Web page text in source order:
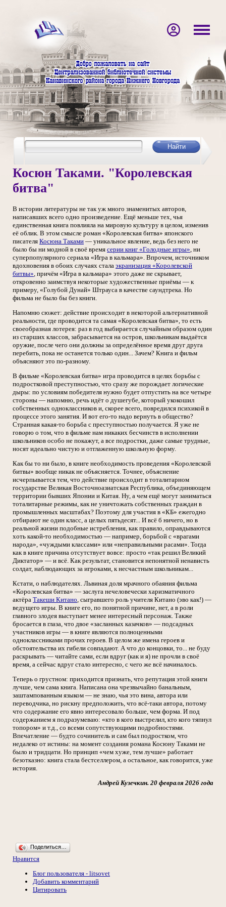
Косюн Таками. "Королевская
битва"
В истории литературы не так уж много знаменитых авторов,
написавших всего одно произведение. Ещё меньше тех, чья
единственная книга повлияла на мировую культуру в целом, изменив
её облик. В этом смысле роман «Королевская битва» японского
писателя Косюна Таками — уникальное явление, ведь без него не
было бы ни модной в своё время серии книг «Голодные игры», ни
суперпопулярного сериала «Игра в кальмара». Впрочем, источником
вдохновения в обоих случаях стала экранизация «Королевской
битвы», причём «Игра в кальмара» этого даже не скрывает,
откровенно заимствуя некоторые художественные приёмы — к
примеру, «Голубой Дунай» Штрауса в качестве саундтрека. Но
фильма не было бы без книги.
Напомню сюжет: действие происходит в некоторой альтернативной
реальности, где проводится та самая «Королевская битва», то есть
своеобразная лотерея: раз в год выбирается случайным образом один
из старших классов, забрасывается на остров, школьникам выдаётся
оружие, после чего они должны за определённое время друг друга
перебить, пока не останется только один... Зачем? Книга и фильм
объясняют это по-разному.
В фильме «Королевская битва» игра проводится в целях борьбы с
подростковой преступностью, что сразу же порождает логические
дыры: по условиям победителя нужно будет отпустить на все четыре
стороны — напомню, речь идёт о душегубе, который укокошил
собственных одноклассников и, скорее всего, повредился психикой в
процессе этого занятия. И вот его-то надо вернуть в общество?
Странная какая-то борьба с преступностью получается. Я уже не
говорю о том, что в фильме нам никаких бесчинств в исполнении
школьников особо не покажут, а все подростки, даже самые трудные,
носят идеально чистую и отглаженную школьную форму.
Как бы то ни было, в книге необходимость проведения «Королевской
битвы» вообще никак не объясняется. Точнее, объяснение
исчерпывается тем, что действие происходит в тоталитарном
государстве Великая Восточноазиатская Республика, объединяющем
территории бывших Японии и Китая. Ну, а чем ещё могут заниматься
тоталитарные режимы, как не уничтожать собственных граждан в
промышленных масштабах? Поэтому для участия в «КБ» ежегодно
отбирают не один класс, а целых пятьдесят... И всё б ничего, но в
реальной жизни подобные истребления, как правило, оправдываются
хоть какой-то необходимостью — например, борьбой с «врагами
народа», «чуждыми классами» или «неправильными расами». Тогда
как в книге причина отсутствует вовсе: просто «так решил Великий
Диктатор» — и всё. Как результат, становится непонятной ненависть
солдат, наблюдающих за игроками, к несчастным школьникам...
Кстати, о наблюдателях. Львиная доля мрачного обаяния фильма
«Королевская битва» — заслуга нечеловечески харизматичного
актёра Такеши Китано, сыгравшего роль учителя Китано (эво как!) —
ведущего игры. В книге его, по понятной причине, нет, а в роли
главного злодея выступает менее интересный персонаж. Также
бросается в глаза, что двое «засланных казачков» — подсадных
участников игры — в книге являются полноценными
одноклассниками прочих героев. В целом же имена героев и
обстоятельства их гибели совпадают. А что до концовки, то... не буду
раскрывать — читайте сами, если вдруг (как и я) не прочли в своё
время, а сейчас вдруг стало интересно, с чего же всё начиналось.
Теперь о грустном: приходится признать, что репутация этой книги
лучше, чем сама книга. Написана она чрезвычайно банальным,
заштампованным языком — не знаю, чья это вина, автора или
переводчика, но рискну предположить, что всё-таки автора, потому
что содержание его явно интересовало больше, чем форма. И под
содержанием я подразумеваю: «кто в кого выстрелил, кто кого тяпнул
топором» и т.д., со всеми сопутствующими подробностями.
Впечатление — будто сочинитель и сам был подростком, что
недалеко от истины: на момент создания романа Косюну Таками не
было и тридцати. Но принцип «чем хуже, тем лучше» работает
безотказно: книга стала бестселлером, а остальное, как говорится, уже
история.
Андрей Кузечкин. 20 февраля 2026 года
Поделиться…
Нравится
Блог пользователя - litsovet
Добавить комментарий
Цитировать